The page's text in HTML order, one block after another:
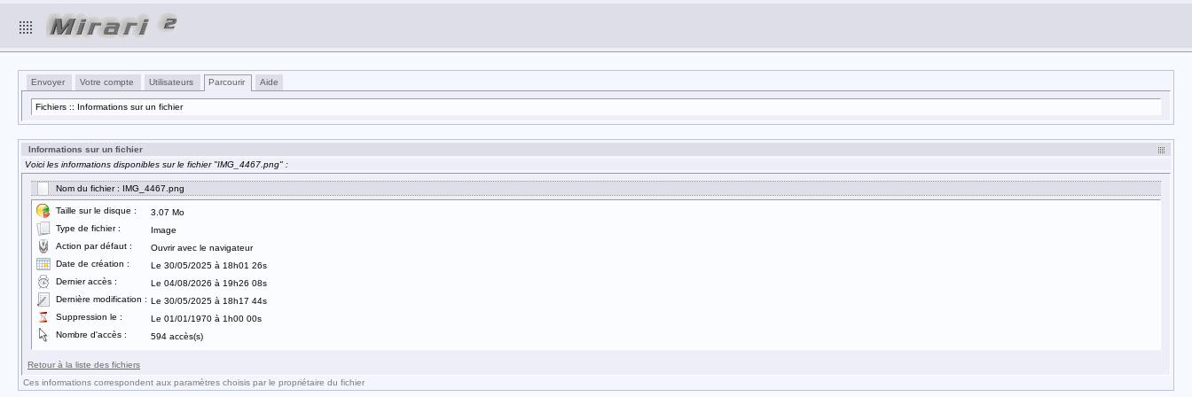
Envoyer Votre compte Utilisateurs Parcourir Aide
Fichiers :: Informations sur un fichier
Informations sur un fichier
Voici les informations disponibles sur le fichier "IMG_4467.png" :
Nom du fichier : IMG_4467.png
Taille sur le disque :
3.07 Mo
Type de fichier :
Image
Action par défaut :
Ouvrir avec le navigateur
Date de création :
Le 30/05/2025 à 18h01 26s
Dernier accès :
Le 04/08/2026 à 19h26 08s
Dernière modification : Le 30/05/2025 à 18h17 44s
Suppression le :
Le 01/01/1970 à 1h00 00s
Nombre d'accès :
594 accès(s)
Retour à la liste des fichiers
Ces informations correspondent aux paramètres choisis par le propriétaire du fichier